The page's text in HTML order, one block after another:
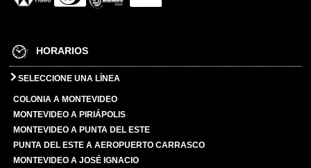
HORARIOS
SELECCIONE UNA LÍNEA
COLONIA A MONTEVIDEO
MONTEVIDEO A PIRIÁPOLIS
MONTEVIDEO A PUNTA DEL ESTE
PUNTA DEL ESTE A AEROPUERTO CARRASCO
MONTEVIDEO A JOSÉ IGNACIO